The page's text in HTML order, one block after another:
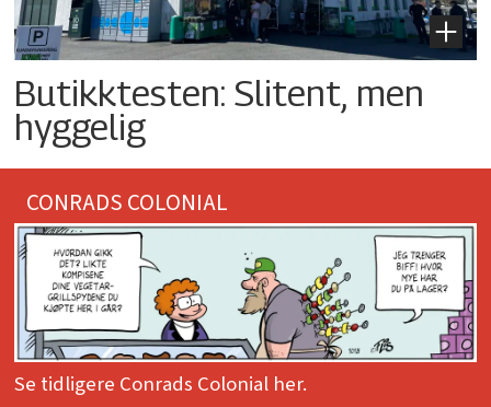
Butikktesten: Slitent, men
hyggelig
CONRADS COLONIAL
Se tidligere Conrads Colonial her.